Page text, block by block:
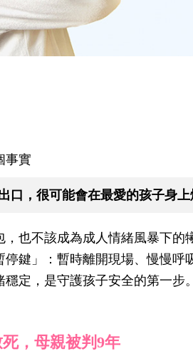
事實
口，很可能會在最愛的孩子身上
，也不該成為成人情緒風暴下的
停鍵」：暫時離開現場、慢慢呼
定，是守護孩子安全的第一步。
，母親被判9年